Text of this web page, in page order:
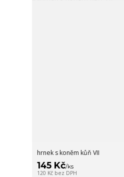
hrnek s koněm kůň VII
145 Kč/ks
120 Kč bez DPH